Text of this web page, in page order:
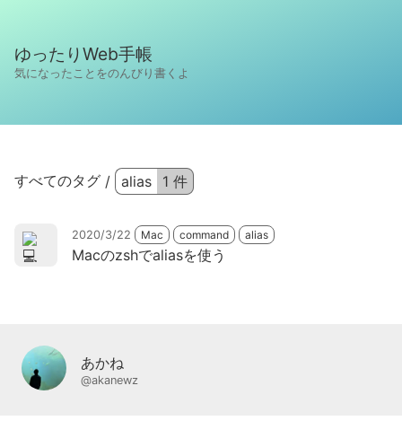
ゆったりWeb手帳
気になったことをのんびり書くよ
すべてのタグ / alias 1 件
2020/3/22 Mac command alias
Macのzshでaliasを使う
あかね
@akanewz